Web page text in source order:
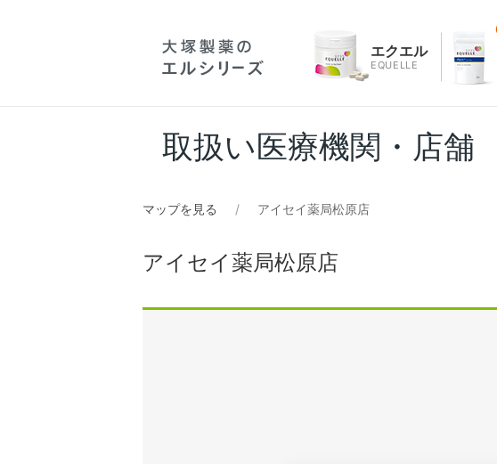
エクエル
EQUELLE
取扱い医療機関・店舗
マップを見る アイセイ薬局松原店
アイセイ薬局松原店